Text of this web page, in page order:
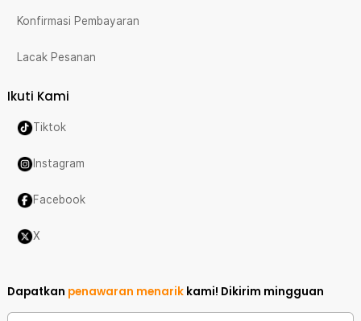
Konfirmasi Pembayaran
Lacak Pesanan
Ikuti Kami
Tiktok
Instagram
Facebook
X
Dapatkan penawaran menarik kami! Dikirim mingguan